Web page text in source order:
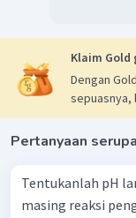
Klaim Gold
Dengan
sepuasnya,
Pertanyaan serupa
Tentukanlah pH
masing reaksi